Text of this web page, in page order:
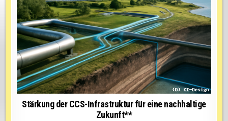
Stärkung der CCS-Infrastruktur für eine nachhaltige
Zukunft**